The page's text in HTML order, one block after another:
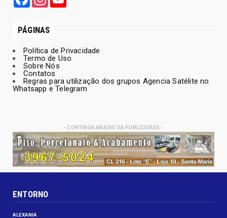
PÁGINAS
Política de Privacidade
Termo de Uso
Sobre Nós
Contatos
Regras para utilização dos grupos Agencia Satélite no
Whatsapp e Telegram
- CONTINUA ABAIXO DA PUBLICIDADE -
ENTORNO
ALEXANIA